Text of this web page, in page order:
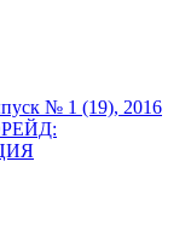
№ 1 (19), 2016